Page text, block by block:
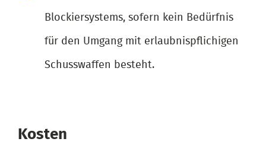
Blockiersystems, sofern kein Bedürfnis
für den Umgang mit erlaubnispflichigen
Schusswaffen besteht.
Kosten